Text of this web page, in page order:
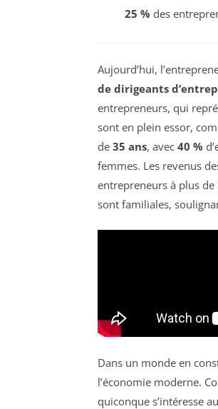
25 % des
Aujourd’hui,
de dirigeants
entrepreneurs, qui
sont en plein essor,
de 35 ans, avec 40 %
femmes. Les revenus
entrepreneurs à plus de
sont familiales,
Dans un monde en
l’économie moderne.
quiconque s’intéresse